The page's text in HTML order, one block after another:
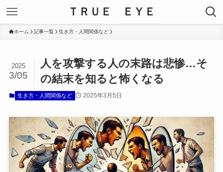
ＴＲＵＥ ＥＹＥ
ホーム 記事一覧 生き方・人間関係など
人を攻撃する人の末路は悲惨…そ
の結末を知ると怖くなる
2025
3/05
生き方・人間関係など 2025年3月5日